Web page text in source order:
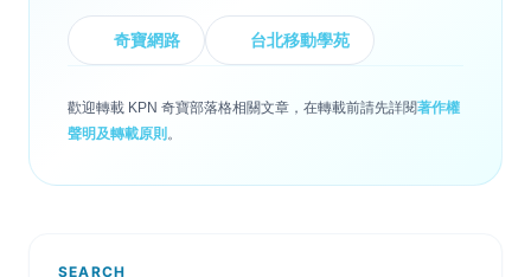
奇寶網路 台北移動學苑
歡迎轉載 KPN 奇寶部落格相關文章，在轉載前請先詳閱著作權
聲明及轉載原則 。
SEARCH